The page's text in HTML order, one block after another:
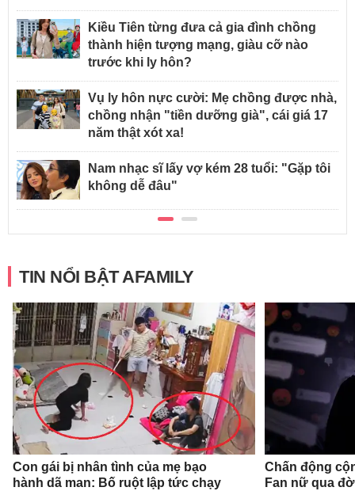
Kiều Tiên từng đưa cả gia đình chồng
thành hiện tượng mạng, giàu cỡ nào
trước khi ly hôn?
Vụ ly hôn nực cười: Mẹ chồng được nhà,
chồng nhận "tiền dưỡng già", cái giá 17
năm thật xót xa!
Nam nhạc sĩ lấy vợ kém 28 tuổi: "Gặp tôi
không dễ đâu"
TIN NỔI BẬT AFAMILY
Con gái bị nhân tình của mẹ bạo
hành dã man: Bố ruột lập tức chạy
Chấn động
Fan nữ qua